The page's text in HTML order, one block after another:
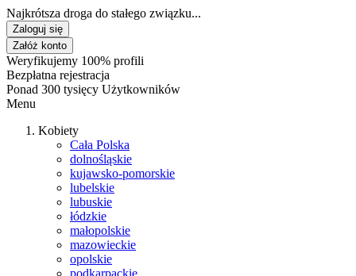
Najkrótsza droga do stałego związku...
Zaloguj się
Załóż konto
Weryfikujemy 100% profili
Bezpłatna rejestracja
Ponad 300 tysięcy Użytkowników
Menu
Kobiety
Cała Polska
dolnośląskie
kujawsko-pomorskie
lubelskie
lubuskie
łódzkie
małopolskie
mazowieckie
opolskie
podkarpackie